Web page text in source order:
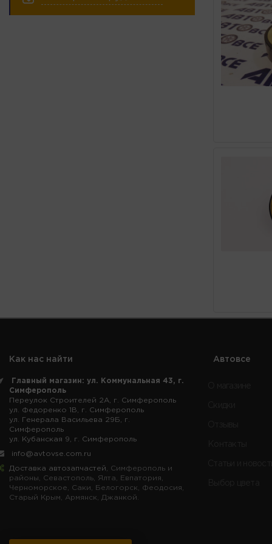
Как нас найти
Главный магазин: ул. Коммунальная 43, г.
Симферополь
Переулок Строителей 2А, г. Симферополь
ул. Федоренко 1В, г. Симферополь
ул. Генерала Васильева 29Б, г.
Симферополь
ул. Кубанская 9, г. Симферополь
info@avtovse.com.ru
Доставка автозапчастей , Симферополь и
районы, Севастополь, Ялта, Евпатория,
Черноморское, Саки, Белогорск, Феодосия,
Старый Крым, Армянск, Джанкой.
Автовсе